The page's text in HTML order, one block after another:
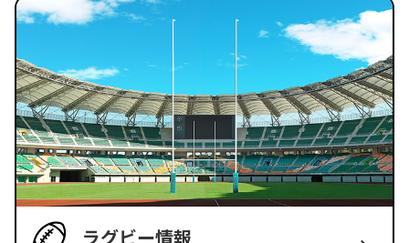
ラグビー情報